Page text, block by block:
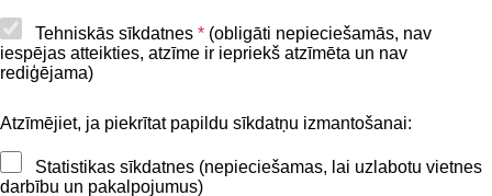
Tehniskās sīkdatnes * (obligāti nepieciešamās, nav
iespējas atteikties, atzīme ir iepriekš atzīmēta un nav
rediģējama)
Atzīmējiet, ja piekrītat papildu sīkdatņu izmantošanai:
Statistikas sīkdatnes (nepieciešamas, lai uzlabotu vietnes
darbību un pakalpojumus)
Piekļūstamības paziņojums
Kontakti
BIS atbalsta dienesta tālrunis: